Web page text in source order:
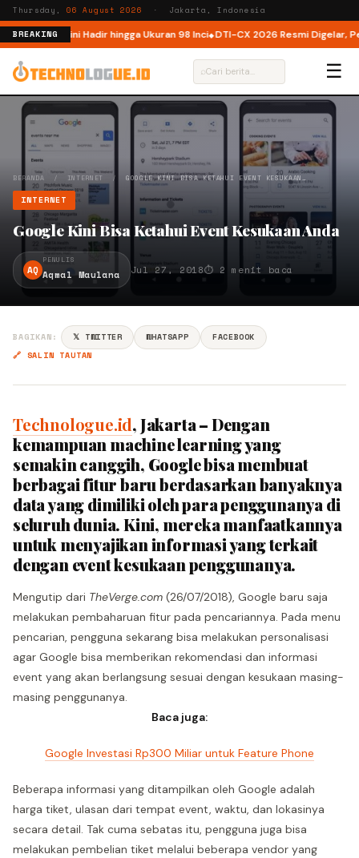
Thursday,06 August 2026 · Jakarta, Indonesia
BREAKINGKini Hadir hingga Ukuran 98 Inci DTI-CX 2026 Resmi Digelar,
⌕ ☰
BERANDA / INTERNET /GOOGLE KINI BISA KETAHUI EVENT KESUKAAN…
INTERNET
Google Kini Bisa Ketahui Event Kesukaan Anda
AQ
PENULIS
Aqmal Maulana Jul 27, 2018⏱ 2 menit baca
BAGIKAN: 𝕏 TWITTER WHATSAPP
FACEBOOK
🔗 SALIN TAUTAN
Technologue.id, Jakarta – Dengan
kemampuan machine learning yang
semakin canggih, Google bisa membuat
berbagai fitur baru berdasarkan banyaknya
data yang dimiliki oleh para penggunanya di
seluruh dunia. Kini, mereka manfaatkannya
untuk menyajikan informasi yang terkait
dengan event kesukaan penggunanya.
Mengutip dari TheVerge.com (26/07/2018), Google baru saja
melakukan pembaharuan fitur pada pencariannya. Pada menu
pencarian, pengguna sekarang bisa melakukan personalisasi
agar Google bisa memberikan rekomendasi dan informasi
event yang akan berlangsung sesuai dengan kesukaan masing-
masing penggunanya.
Baca juga:
Google Investasi Rp300 Miliar untuk Feature Phone
Beberapa informasi yang ditampilkan oleh Google adalah
harga tiket, ulasan dari tempat event, waktu, dan lokasinya
secara detail. Tak cuma sebatas itu, pengguna juga bisa
melakukan pembelian tiket melalui beberapa vendor yang